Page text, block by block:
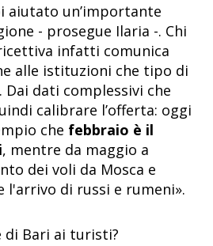
aiutato un’importante
- prosegue Ilaria -. Chi
infatti comunica
alle istituzioni che tipo di
Dai dati complessivi che
calibrare l’offerta: oggi
che febbraio è il
, mentre da maggio a
dei voli da Mosca e
l'arrivo di russi e rumeni».
di Bari ai turisti?